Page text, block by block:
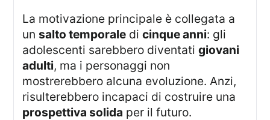
La motivazione principale è collegata a
unsalto temporale dicinque anni: gli
adolescenti sarebbero diventatigiovani
adulti, ma i personaggi non
mostrerebbero alcuna evoluzione. Anzi,
risulterebbero incapaci di costruire una
prospettiva solida per il futuro.